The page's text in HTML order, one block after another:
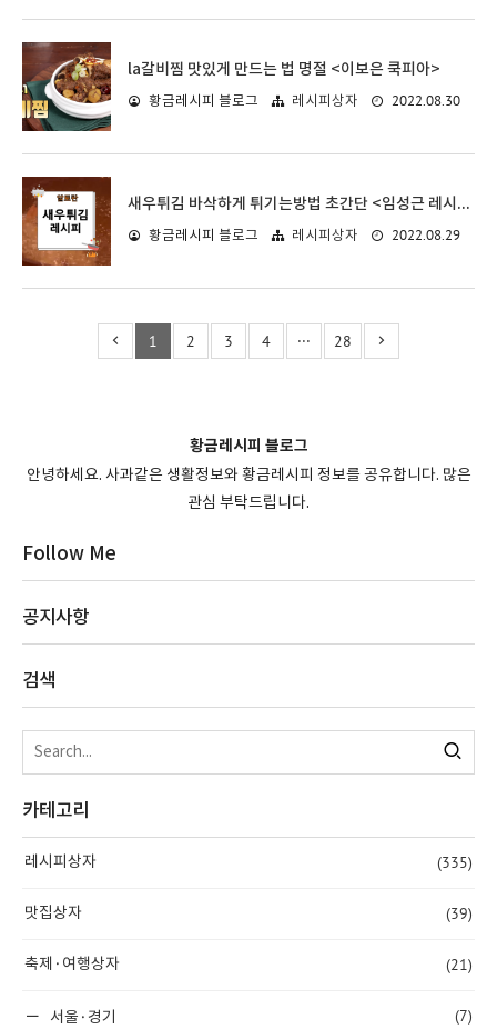
la갈비찜 맛있게 만드는 법 명절 <이보은 쿡피아>
황금레시피 블로그 레시피상자 2022.08.30
새우튀김 바삭하게 튀기는방법 초간단 <임성근 레시피>
황금레시피 블로그 레시피상자 2022.08.29
1 2 3 4 ··· 28
황금레시피 블로그
안녕하세요. 사과같은 생활정보와 황금레시피 정보를 공유합니다. 많은
관심 부탁드립니다.
Follow Me
공지사항
검색
카테고리
레시피상자 (335)
맛집상자 (39)
축제·여행상자 (21)
서울·경기 (7)